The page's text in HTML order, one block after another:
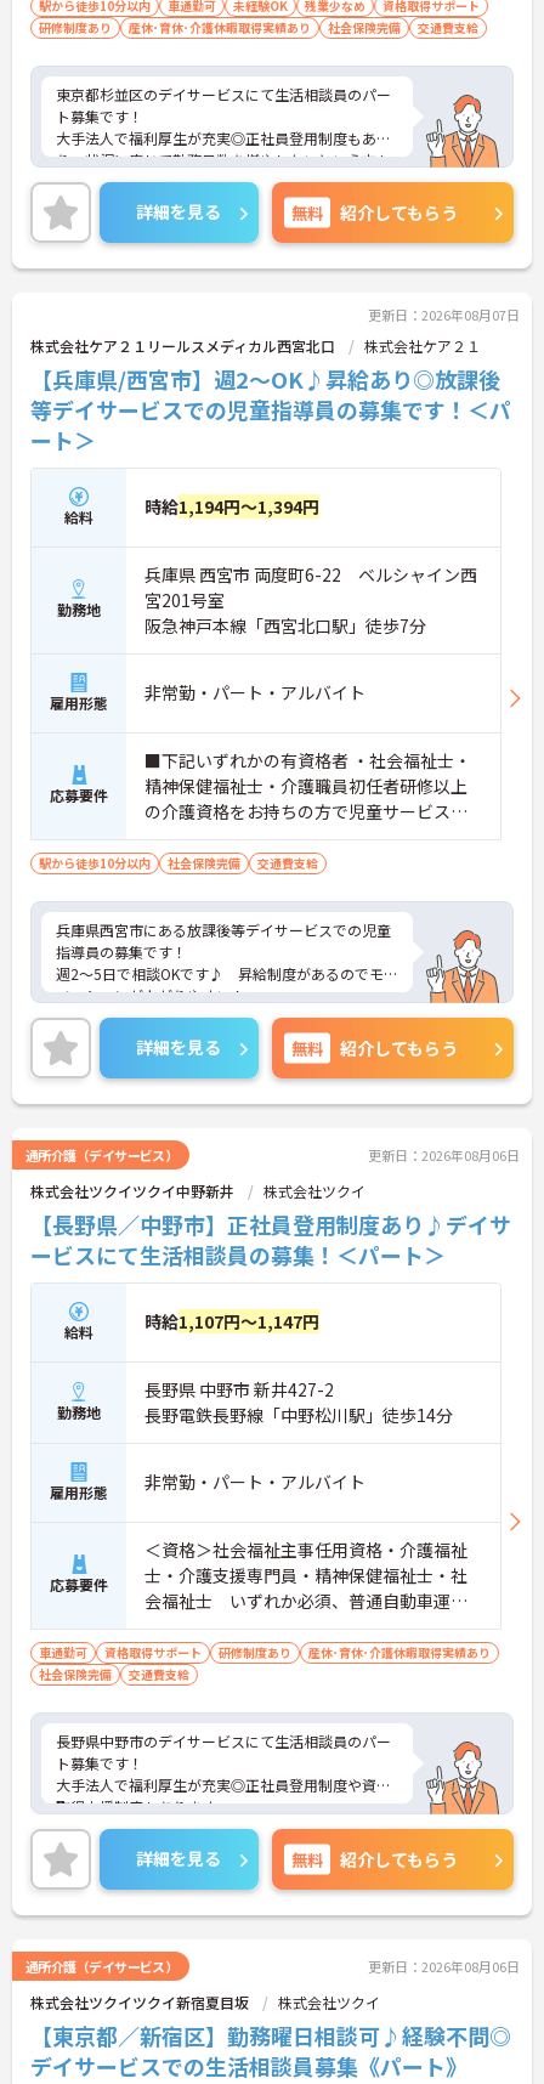
駅から徒歩10分以内 車通勤可 未経験OK 残業少なめ
資格取得サポート
研修制度あり
産休･育休･介護休暇取得実績あり 社会保険完備 交通費支給
東京都杉並区のデイサービスにて生活相談員のパー
ト募集です！
大手法人で福利厚生が充実◎正社員登用制度もあ
り、状況に応じて勤務日数を増やしたいという方も
歓迎です。
様々なライフステージにおいて勤務が続けられるよ
うな体制が整っています。
ご興味のある方には、面接対策ポイントなど、さら
に詳細をお話しいたしますのでお気軽にご相談くだ
詳細を見る 無料 紹介してもらう
更新日：2026年08月07日
株式会社ケア２１リールスメディカル西宮北口 株式会社ケア２１
【兵庫県/西宮市】週2～OK♪昇給あり◎放課後
等デイサービスでの児童指導員の募集です！＜パ
ート＞
給料 時給1,194円～1,394円
勤務地
兵庫県 西宮市 両度町6-22 ベルシャイン西
宮201号室
阪急神戸本線「西宮北口駅」徒歩7分
雇用形態 非常勤・パート・アルバイト
応募要件
■下記いずれかの有資格者 ・社会福祉士・
精神保健福祉士・介護職員初任者研修以上
の介護資格をお持ちの方で児童サービス
（保育所、こども園、放課後デイ等）の経
験3年以上の方
駅から徒歩10分以内 社会保険完備 交通費支給
兵庫県西宮市にある放課後等デイサービスでの児童
指導員の募集です！
週2～5日で相談OKです♪ 昇給制度があるのでモチ
ベーションが上がりやすい！
組合制度があるなど、福利厚生も充実しています☆
ご興味のある方には、面接対策ポイントなど、さら
に詳細をお話しいたしますのでお気軽にご相談くだ
さい！
詳細を見る 無料 紹介してもらう
通所介護（デイサービス） 更新日：2026年08月06日
株式会社ツクイツクイ中野新井 株式会社ツクイ
【長野県／中野市】正社員登用制度あり♪デイサ
ービスにて生活相談員の募集！＜パート＞
給料 時給1,107円～1,147円
勤務地
長野県 中野市 新井427-2
長野電鉄長野線「中野松川駅」徒歩14分
雇用形態 非常勤・パート・アルバイト
応募要件
＜資格＞社会福祉主事任用資格・介護福祉
士・介護支援専門員・精神保健福祉士・社
会福祉士 いずれか必須、普通自動車運転
免許(AT限定可) 歓迎 ＜経験＞不問
車通勤可 資格取得サポート 研修制度あり
産休･育休･介護休暇取得実績あり
社会保険完備
交通費支給
長野県中野市のデイサービスにて生活相談員のパー
ト募集です！
大手法人で福利厚生が充実◎正社員登用制度や資格
取得支援制度もあります。
様々なライフステージにおいて勤務が続けられるよ
うな体制が整っています。
ご興味のある方には、面接対策ポイントなどさらに
詳細をお話いたしますので、お気軽にご相談くださ
い。
詳細を見る 無料 紹介してもらう
通所介護（デイサービス） 更新日：2026年08月06日
株式会社ツクイツクイ新宿夏目坂 株式会社ツクイ
【東京都／新宿区】勤務曜日相談可♪経験不問◎
デイサービスでの生活相談員募集《パート》